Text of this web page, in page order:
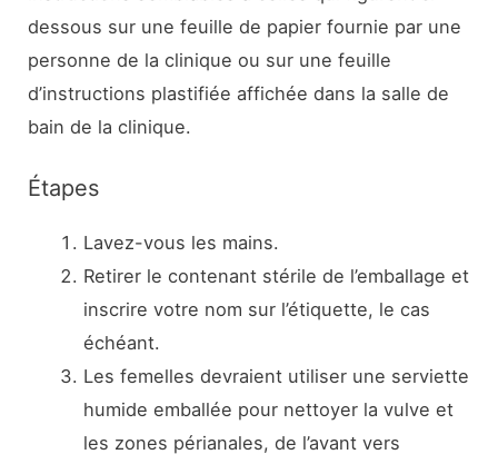
dessous sur une feuille de papier fournie par une
personne de la clinique ou sur une feuille
d’instructions plastifiée affichée dans la salle de
bain de la clinique.
Étapes
Lavez-vous les mains.
Retirer le contenant stérile de l’emballage et
inscrire votre nom sur l’étiquette, le cas
échéant.
Les femelles devraient utiliser une serviette
humide emballée pour nettoyer la vulve et
les zones périanales, de l’avant vers